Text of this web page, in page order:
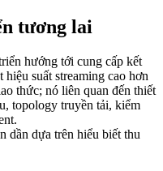
tương lai
hướng tới cung cấp kết
suất streaming cao hơn
thức; nó liên quan đến thiết
topology truyền tải, kiểm
dần dựa trên hiểu biết thu